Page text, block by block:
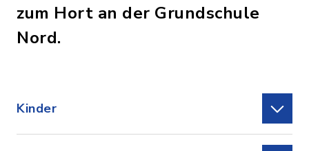
zum Hort an der Grundschule
Nord.
Kinder